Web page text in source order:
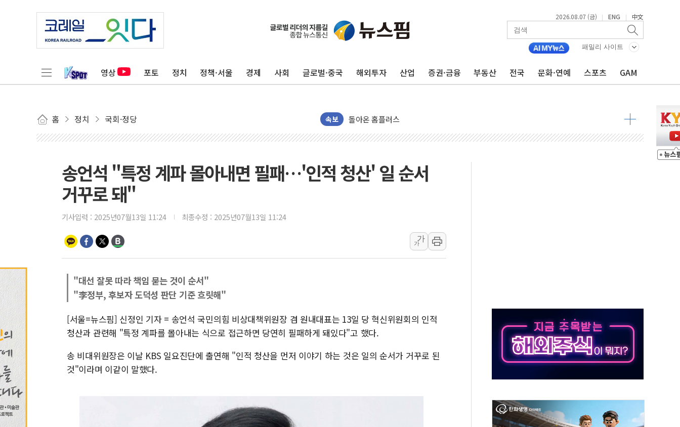
2026.08.07 (금) | ENG | 中文
패밀리 사이트
영상 포토 정치 정책·서울 경제 사회 글로벌·중국 해외투자 산업 증권·금융 부동산 전국 문화·연예 스포츠 GAM
홈 정치 국회·정당 속보
수박으로 여름 나는 하마
캠코, 5918억원 규모 압류재산 1506건 공매
[시승기] 공간·승차감 잡은 볼보 EX90…'올 터치'는 호불호
돌아온 홈플러스
[종합] 청도 흥선리 야산 산불 1시간36분만에 주불진화....인명피해 없어
라인게임즈, '콰이어트' 테스트 참가자 3만 명 돌파
에어로케이항공, 청주-중국 청두 노선 운항허가 취득...중국 노선 다변화
KTis, 02-114로 카카오 T 택시 호출 서비스
해군1함대 '창설 80주년' 기념식...지역축제 '불금전파, 송정'과 상생
청도 문수리 야산서 산불 진화 중...진화헬기 3대 투입
'해병 순직 책임' 임성근 전 사단장 항소심도 징역 3년
송언석 "특정 계파 몰아내면 필패…'인적 청산' 일 순서
거꾸로 돼"
기사입력 : 2025년07월13일 11:24 최종수정 : 2025년07월13일 11:24
가
가
"대선 잘못 따라 책임 묻는 것이 순서"
"李정부, 후보자 도덕성 판단 기준 흐릿해"
[서울=뉴스핌] 신정인 기자 = 송언석 국민의힘 비상대책위원장 겸 원내대표는 13일 당 혁신위원회의 인적
청산과 관련해 "특정 계파를 몰아내는 식으로 접근하면 당연히 필패하게 돼있다"고 했다.
송 비대위원장은 이날 KBS 일요진단에 출연해 "인적 청산을 먼저 이야기 하는 것은 일의 순서가 거꾸로 된
것"이라며 이같이 말했다.